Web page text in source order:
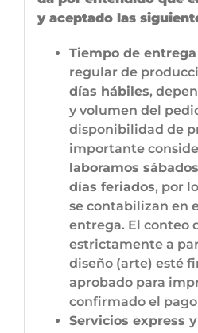
y aceptado las
Tiempo de
regular de
días hábiles,
y volumen del
disponibilidad de
importante
laboramos
días feriados, por
se contabilizan en
entrega. El conteo
estrictamente a
diseño (arte) esté
aprobado para
confirmado el
Servicios express